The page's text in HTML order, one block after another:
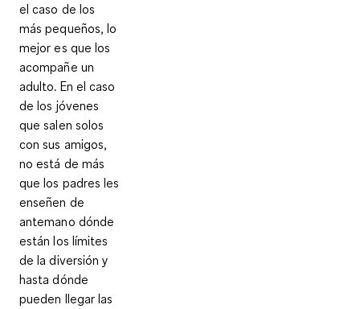
el caso de los
más pequeños, lo
mejor es quelos
acompañe un
adulto. En el caso
de los jóvenes
que salen solos
con sus amigos,
no está de más
que los padres les
enseñen de
antemano dónde
están los límites
de la diversión y
hasta dónde
pueden llegar las